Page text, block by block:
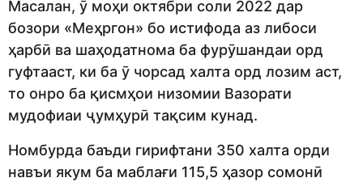
Масалан, ӯ моҳи октябри соли 2022 дар
бозори «Меҳргон» бо истифода аз либоси
ҳарбӣ ва шаҳодатнома ба фурӯшандаи орд
гуфтааст, ки ба ӯ чорсад халта орд лозим аст,
то онро ба қисмҳои низомии Вазорати
мудофиаи ҷумҳурӣ тақсим кунад.
Номбурда баъди гирифтани 350 халта орди
навъи якум ба маблағи 115,5 ҳазор сомонӣ